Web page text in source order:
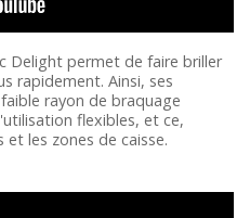
Delight permet de faire briller
rapidement. Ainsi, ses
rayon de braquage
flexibles, et ce,
et les zones de caisse.